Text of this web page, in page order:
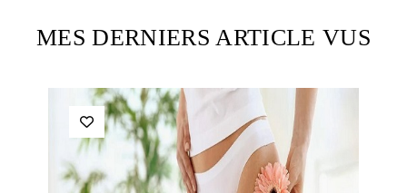
MES DERNIERS ARTICLE VUS